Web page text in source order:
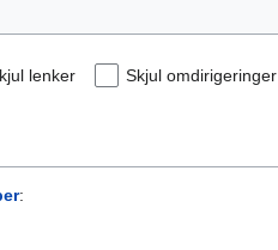
lenker Skjul omdirigeringer
: